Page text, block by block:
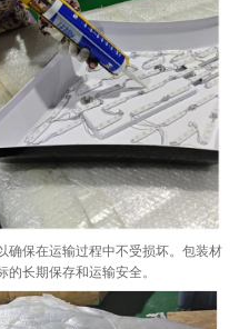
保在运输过程中不受损坏。包装材
长期保存和运输安全。